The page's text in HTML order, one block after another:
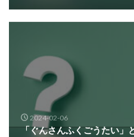
2024-02-06
「ぐんさんふくごうたい」